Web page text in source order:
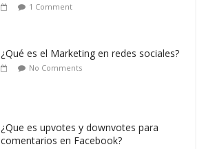
1 Comment
¿Qué es el Marketing en redes sociales?
No Comments
¿Que es upvotes y downvotes para
comentarios en Facebook?